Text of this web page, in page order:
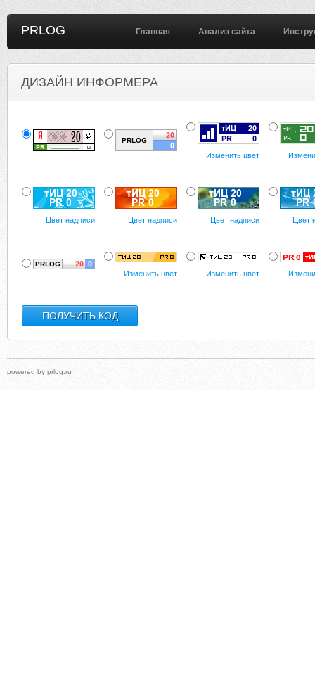
PRLOG Главная Анализ сайта
ДИЗАЙН ИНФОРМЕРА
Изменить цвет
Цвет надписи Цвет надписи Цвет надписи Цвет
Изменить цвет Изменить цвет
powered by prlog.ru